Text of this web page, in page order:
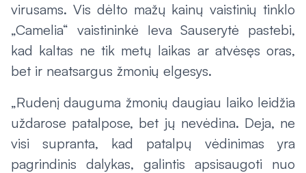
virusams. Vis dėlto mažų kainų vaistinių tinklo
„Camelia“ vaistininkė Ieva Sauserytė pastebi,
kad kaltas ne tik metų laikas ar atvėsęs oras,
bet ir neatsargus žmonių elgesys.
„Rudenį dauguma žmonių daugiau laiko leidžia
uždarose patalpose, bet jų nevėdina. Deja, ne
visi supranta, kad patalpų vėdinimas yra
pagrindinis dalykas, galintis apsisaugoti nuo